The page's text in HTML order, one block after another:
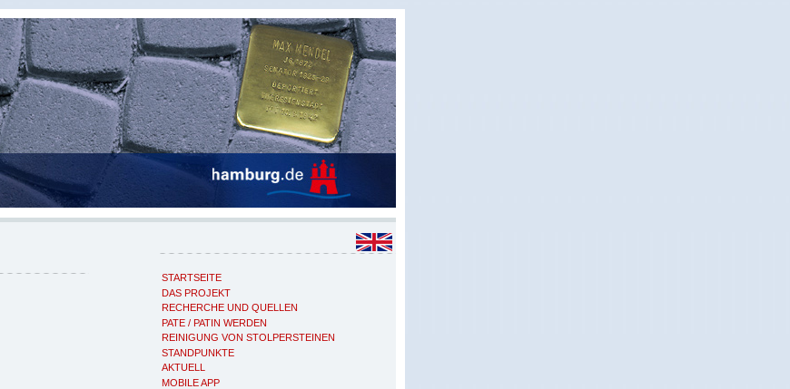
STARTSEITE
DAS PROJEKT
RECHERCHE UND QUELLEN
PATE / PATIN WERDEN
REINIGUNG VON STOLPERSTEINEN
STANDPUNKTE
AKTUELL
MOBILE APP